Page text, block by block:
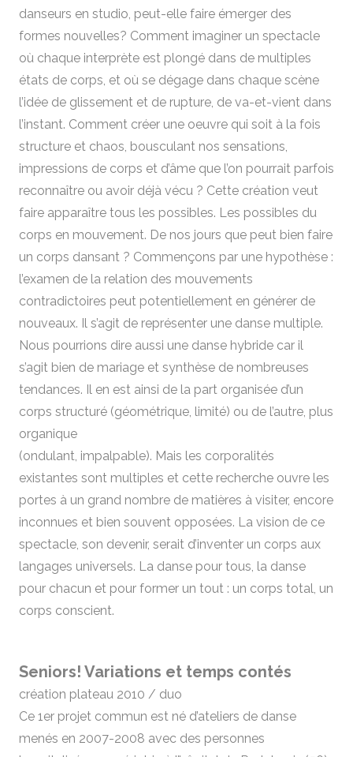
danseurs en studio, peut-elle faire émerger des
formes nouvelles? Comment imaginer un spectacle
où chaque interprète est plongé dans de multiples
états de corps, et où se dégage dans chaque scène
l’idée de glissement et de rupture, de va-et-vient dans
l’instant. Comment créer une oeuvre qui soit à la fois
structure et chaos, bousculant nos sensations,
impressions de corps et d’âme que l’on pourrait parfois
reconnaître ou avoir déjà vécu ? Cette création veut
faire apparaître tous les possibles. Les possibles du
corps en mouvement. De nos jours que peut bien faire
un corps dansant ? Commençons par une hypothèse :
l’examen de la relation des mouvements
contradictoires peut potentiellement en générer de
nouveaux. Il s’agit de représenter une danse multiple.
Nous pourrions dire aussi une danse hybride car il
s’agit bien de mariage et synthèse de nombreuses
tendances. Il en est ainsi de la part organisée d’un
corps structuré (géométrique, limité) ou de l’autre, plus
organique
(ondulant, impalpable). Mais les corporalités
existantes sont multiples et cette recherche ouvre les
portes à un grand nombre de matières à visiter, encore
inconnues et bien souvent opposées. La vision de ce
spectacle, son devenir, serait d’inventer un corps aux
langages universels. La danse pour tous, la danse
pour chacun et pour former un tout : un corps total, un
corps conscient.
Seniors! Variations et temps contés
création plateau 2010 / duo
Ce 1er projet commun est né d’ateliers de danse
menés en 2007-2008 avec des personnes